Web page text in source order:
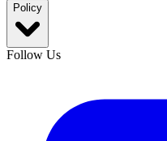
Policy
Follow Us